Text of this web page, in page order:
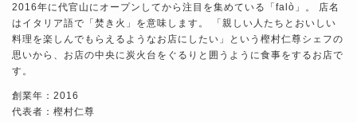
2016年に代官山にオープンしてから注目を集めている「falò」。 店名
はイタリア語で「焚き火」を意味します。 「親しい人たちとおいしい
料理を楽しんでもらえるようなお店にしたい」という樫村仁尊シェフの
思いから、お店の中央に炭火台をぐるりと囲うように食事をするお店で
す。
創業年：2016
代表者：樫村仁尊